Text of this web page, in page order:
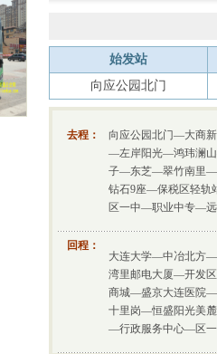
始发站
向应公园北门
去程：
向应公园北门—大商
—左岸阳光—鸿玮澜
子—东芝—翠竹南里—
钻石9座—保税区轻
区一中—职业中专—
回程：
大连大学—中冶北方
湾里邮电大厦—开发
商城—盛京大连医院
十里岗—恒盛阳光美
—行政服务中心—区